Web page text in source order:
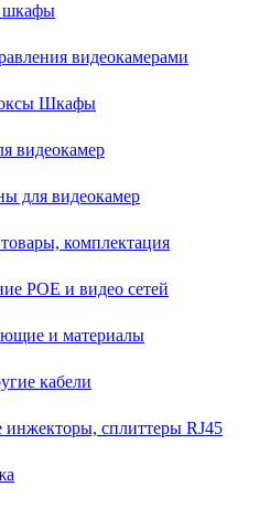
шкафы
видеокамерами
Шкафы
видеокамер
для видеокамер
комплектация
POE и видео сетей
и материалы
кабели
сплиттеры RJ45